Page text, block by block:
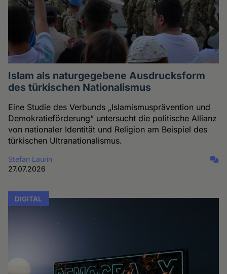
Islam als naturgegebene Ausdrucksform
des türkischen Nationalismus
Eine Studie des Verbunds „Islamismusprävention und
Demokratieförderung“ untersucht die politische Allianz
von nationaler Identität und Religion am Beispiel des
türkischen Ultranationalismus.
Stefan Laurin
27.07.2026
DIGITAL